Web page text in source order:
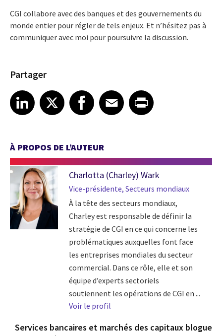
CGI collabore avec des banques et des gouvernements du
monde entier pour régler de tels enjeux. Et n’hésitez pas à
communiquer avec moi pour poursuivre la discussion.
Partager
Share article on LinkedIn
LinkedIn
Share article on XShare article on Facebook
Facebook
Share article on Email
EmailShare article on Print
À PROPOS DE L’AUTEUR
Charlotta (Charley) Wark
Vice-présidente, Secteurs mondiaux
À la tête des secteurs mondiaux,
Charley est responsable de définir la
stratégie de CGI en ce qui concerne les
problématiques auxquelles font face
les entreprises mondiales du secteur
commercial. Dans ce rôle, elle et son
équipe d’experts sectoriels
soutiennent les opérations de CGI en ...
Voir le profil
Services bancaires et marchés des capitaux blogue